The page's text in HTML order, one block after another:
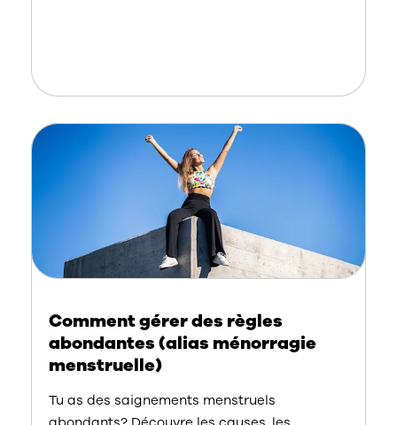
Comment gérer des règles
abondantes (alias ménorragie
menstruelle)
Tu as des saignements menstruels